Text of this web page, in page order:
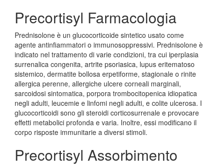
Precortisyl Farmacologia
Prednisolone è un glucocorticoide sintetico usato come
agente antinfiammatori o immunosoppressivi. Prednisolone è
indicato nel trattamento di varie condizioni, tra cui iperplasia
surrenalica congenita, artrite psoriasica, lupus eritematoso
sistemico, dermatite bollosa erpetiforme, stagionale o rinite
allergica perenne, allergiche ulcere corneali marginali,
sarcoidosi sintomatica, porpora trombocitopenica idiopatica
negli adulti, leucemie e linfomi negli adulti, e colite ulcerosa. I
glucocorticoidi sono gli steroidi corticosurrenale e provocare
effetti metabolici profonda e varia. Inoltre, essi modificano il
corpo risposte immunitarie a diversi stimoli.
Precortisyl Assorbimento